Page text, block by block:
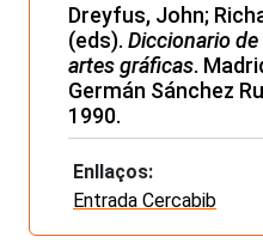
Dreyfus, John;
(eds). Diccionario
artes gráficas.
Germán Sánchez
1990.
Enllaços:
Entrada Cercabib